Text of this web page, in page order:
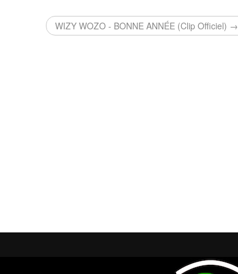
WIZY WOZO - BONNE ANNÉE (Clip Officiel) →